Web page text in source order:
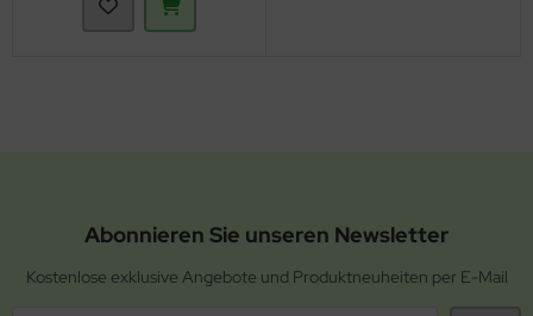
Abonnieren Sie unseren Newsletter
Kostenlose exklusive Angebote und Produktneuheiten per E-Mail